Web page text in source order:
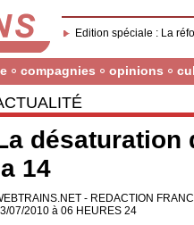
Edition spéciale : La
compagnies opinions
désaturation
14
- REDACTION
07/2010 à 06 HEURES 24